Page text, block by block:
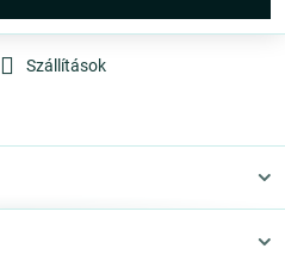
Szállítások